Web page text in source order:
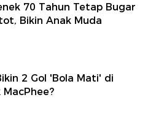
70 Tahun Tetap Bugar
Bikin Anak Muda
2 Gol 'Bola Mati' di
MacPhee?